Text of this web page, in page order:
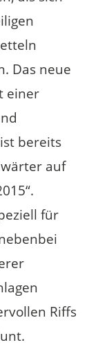
Das neue
einer
bereits
auf
für
Riffs